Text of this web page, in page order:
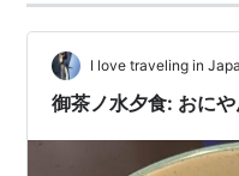
I love traveling in
御茶ノ水夕食: おに